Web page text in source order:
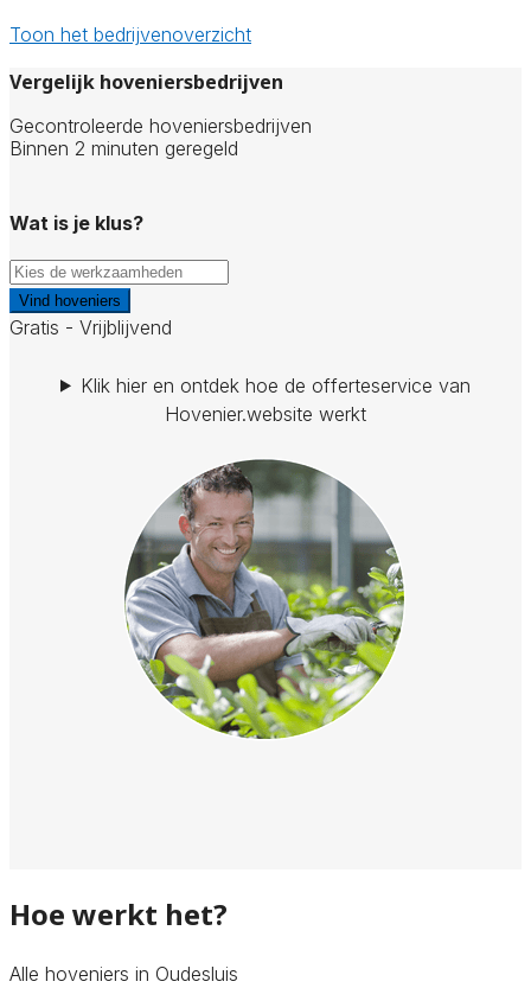
Toon het bedrijvenoverzicht
Vergelijk hoveniersbedrijven
Gecontroleerde hoveniersbedrijven
Binnen 2 minuten geregeld
Wat is je klus?
Vind hoveniers
Gratis - Vrijblijvend
Klik hier en ontdek hoe de offerteservice van
Hovenier.website werkt
Hoe werkt het?
Alle hoveniers in Oudesluis